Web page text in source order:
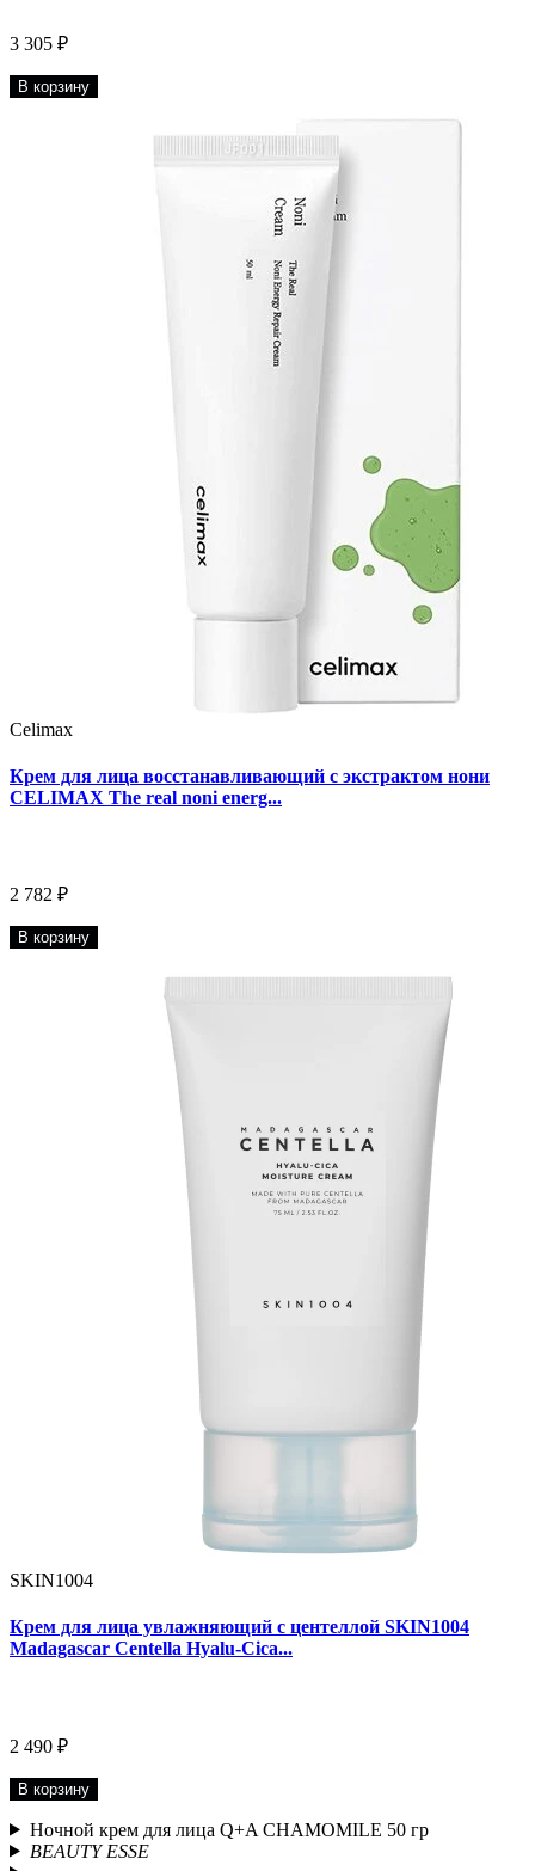
3 305 ₽
В корзину
Celimax
Крем для лица восстанавливающий с экстрактом нони
CELIMAX The real noni energ...
2 782 ₽
В корзину
SKIN1004
Крем для лица увлажняющий с центеллой SKIN1004
Madagascar Centella Hyalu-Cica...
2 490 ₽
В корзину
Ночной крем для лица Q+A CHAMOMILE 50 гр
BEAUTY ESSE